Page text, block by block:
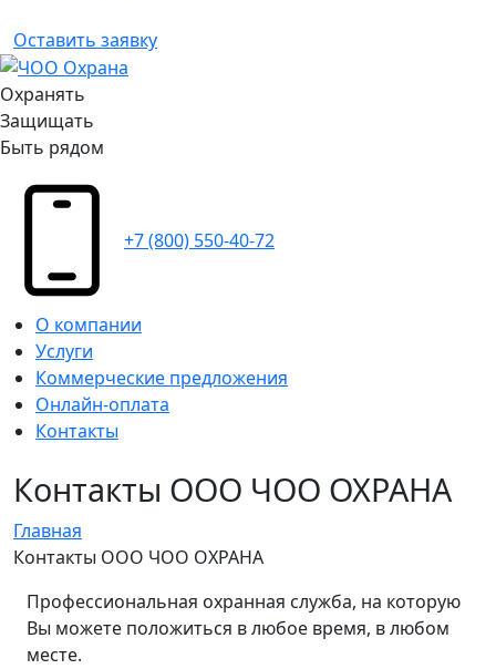
Оставить заявку
Охранять
Защищать
Быть рядом
+7 (800) 550-40-72
О компании
Услуги
Коммерческие предложения
Онлайн-оплата
Контакты
Контакты ООО ЧОО ОХРАНА
Главная
Контакты ООО ЧОО ОХРАНА
Профессиональная охранная служба, на которую
Вы можете положиться в любое время, в любом
месте.